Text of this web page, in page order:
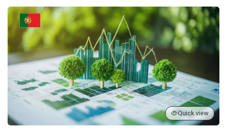
Quick view
Dados para uma transição energética limpa